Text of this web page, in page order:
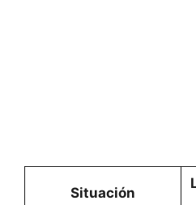
Situación